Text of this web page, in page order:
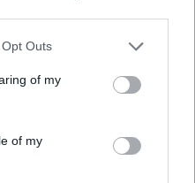
en cuenta que algún
tiene el derecho de
preferencias se aplicarán
nuevo en este sitio web o
Outs
of my
of my